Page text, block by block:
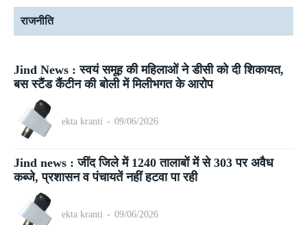
राजनीति
Jind News : स्वयं समूह की महिलाओं ने डीसी को दी शिकायत,
बस स्टैंड कैंटीन की बोली में मिलीभगत के आरोप
ekta kranti - 09/06/2026
Jind news : जींद जिले में 1240 तालाबों में से 303 पर अवैध
कब्जे, प्रशासन व पंचायतें नहीं हटवा पा रही
ekta kranti - 09/06/2026